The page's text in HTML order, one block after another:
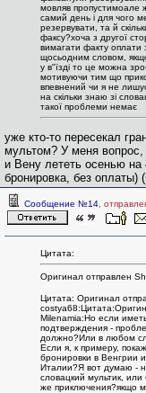
мовляв пропустимоале
самий день і для чого
резервувати, та й
факсу?хоча з другої
вимагати факту оплати
щосьодним словом,
у в"їзді то це можна
мотивуючи тим що
впевнений чи я не
на скільки знаю зі
такої проблеми немає
уже кто-то пересекал
мультом? У меня
и Вену лететь осенью на
бронировка, без оплаты)
Сообщение №14 ,
Цитата:
Оригинал отправлен
Цитата: Оригинал
Milenamia:Но если
подтверждения -
должно?Или в любом
Если я, к примеру,
бронировки в Венгрии
Италии?Я вот думаю -
словацкий мультик,
же приключения?якщо